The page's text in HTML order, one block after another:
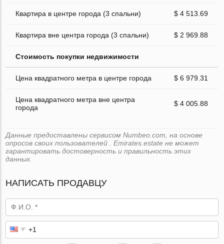
Квартира в центре города (3 спальни) $ 4 513.69
Квартира вне центра города (3 спальни) $ 2 969.88
Стоимость покупки недвижимости
Цена квадратного метра в центре города $ 6 979.31
Цена квадратного метра вне центра
города
$ 4 005.88
Данные предоставлены сервисом Numbeo.com, на основе
опросов своих пользователей . Emirates.estate не может
гарантировать достоверность и правильность этих
данных.
НАПИСАТЬ ПРОДАВЦУ